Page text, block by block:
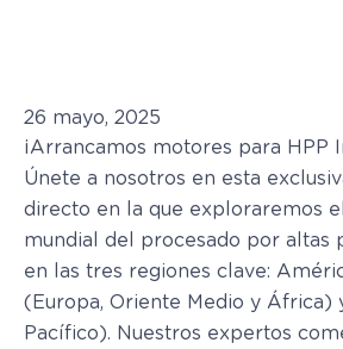
26 mayo, 2025
¡Arrancamos motores para HPP
Únete a nosotros en esta
directo en la que exploraremos
mundial del procesado por altas
en las tres regiones clave:
(Europa, Oriente Medio y África)
Pacífico). Nuestros expertos